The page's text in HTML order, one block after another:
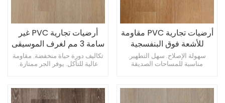
أرضيات تجارية PVC غير
سامة 3 مم لغرف الموسيقى
تكاليف دورة حياة منخفضة. مقاومة
عالية للتآكل. يوفر الجر ممتازة.
أرضيات تجارية PVC مقاومة
للأشعة فوق البنفسجية
بسمك 2 مم لغرف الفن
سهولة الإصلاح. سهل التطهير.
مناسبة للمساحات الصديقة